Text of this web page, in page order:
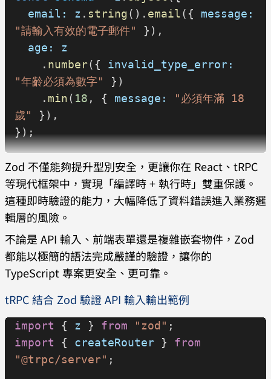
  email:
z . string(). email ({ message:
"請輸入有效的電子郵件"
}),
  age:
z
    .
number({ invalid_type_error:
"年齡必須為數字"
})
    .
min( 18 , { message:
"必須年滿 18
歲"
}),
});
export default function SignupForm()
{
  const
[form, setForm] = useState
({
email: ""
  const
[error, setError
] =
useState<string | null>( null);
  const
[success , setSuccess
useState
  const
handleChange = (e :
React
ChangeEvent HTMLInputElement
{
    setForm
Zod 不僅能夠提升型別安全，更讓你在 React、tRPC
等現代框架中，實現「編譯時 + 執行時」雙重保護。
這種即時驗證的能力，大幅降低了資料錯誤進入業務邏
輯層的風險。
不論是 API 輸入、前端表單還是複雜嵌套物件，Zod
都能以極簡的語法完成嚴謹的驗證，讓你的
TypeScript 專案更安全、更可靠。
tRPC 結合 Zod 驗證 API 輸入輸出範例
import { z } from "zod" ;
import { createRouter } from
"@trpc/server" ;